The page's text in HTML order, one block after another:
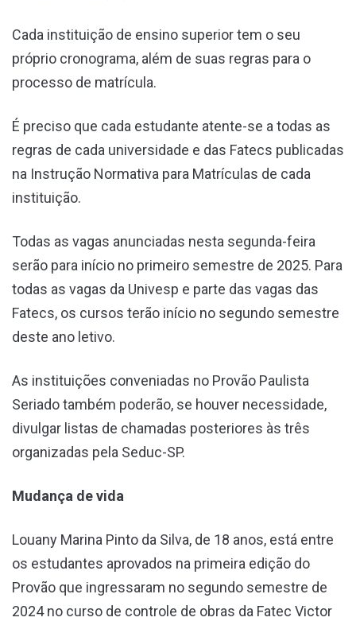
Cada instituição de ensino superior tem o seu
próprio cronograma, além de suas regras para o
processo de matrícula.
É preciso que cada estudante atente-se a todas as
regras de cada universidade e das Fatecs publicadas
na Instrução Normativa para Matrículas de cada
instituição.
Todas as vagas anunciadas nesta segunda-feira
serão para início no primeiro semestre de 2025. Para
todas as vagas da Univesp e parte das vagas das
Fatecs, os cursos terão início no segundo semestre
deste ano letivo.
As instituições conveniadas no Provão Paulista
Seriado também poderão, se houver necessidade,
divulgar listas de chamadas posteriores às três
organizadas pela Seduc-SP.
Mudança de vida
Louany Marina Pinto da Silva, de 18 anos, está entre
os estudantes aprovados na primeira edição do
Provão que ingressaram no segundo semestre de
2024 no curso de controle de obras da Fatec Victor